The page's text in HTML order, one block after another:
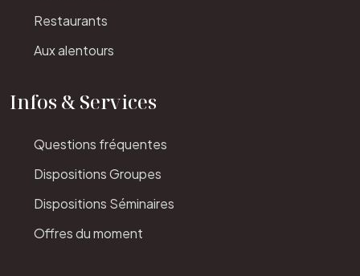
Restaurants
Aux alentours
Infos & Services
Questions fréquentes
Dispositions Groupes
Dispositions Séminaires
Offres du moment